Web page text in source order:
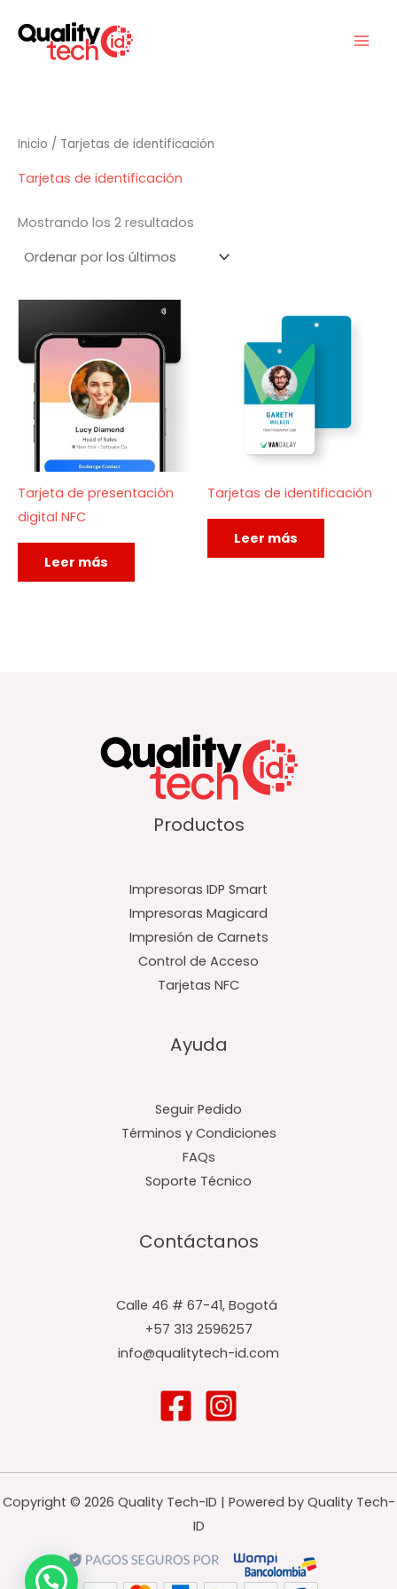
contenido
Inicio / Tarjetas de identificación
Tarjetas de identificación
Mostrando los 2 resultados
últimos
Tarjeta de presentación
digital NFC
Leer más
Tarjetas de identificación
Leer más
Productos
Impresoras IDP Smart
Impresoras Magicard
Impresión de Carnets
Control de Acceso
Tarjetas NFC
Ayuda
Seguir Pedido
Términos y Condiciones
FAQs
Soporte Técnico
Contáctanos
Calle 46 # 67-41, Bogotá ​
+57 313 2596257
info@qualitytech-id.com
Copyright © 2026 Quality Tech-ID | Powered by Quality Tech-
ID